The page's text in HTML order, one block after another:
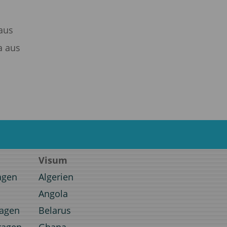
aus
Visum
Algerien
Angola
Belarus